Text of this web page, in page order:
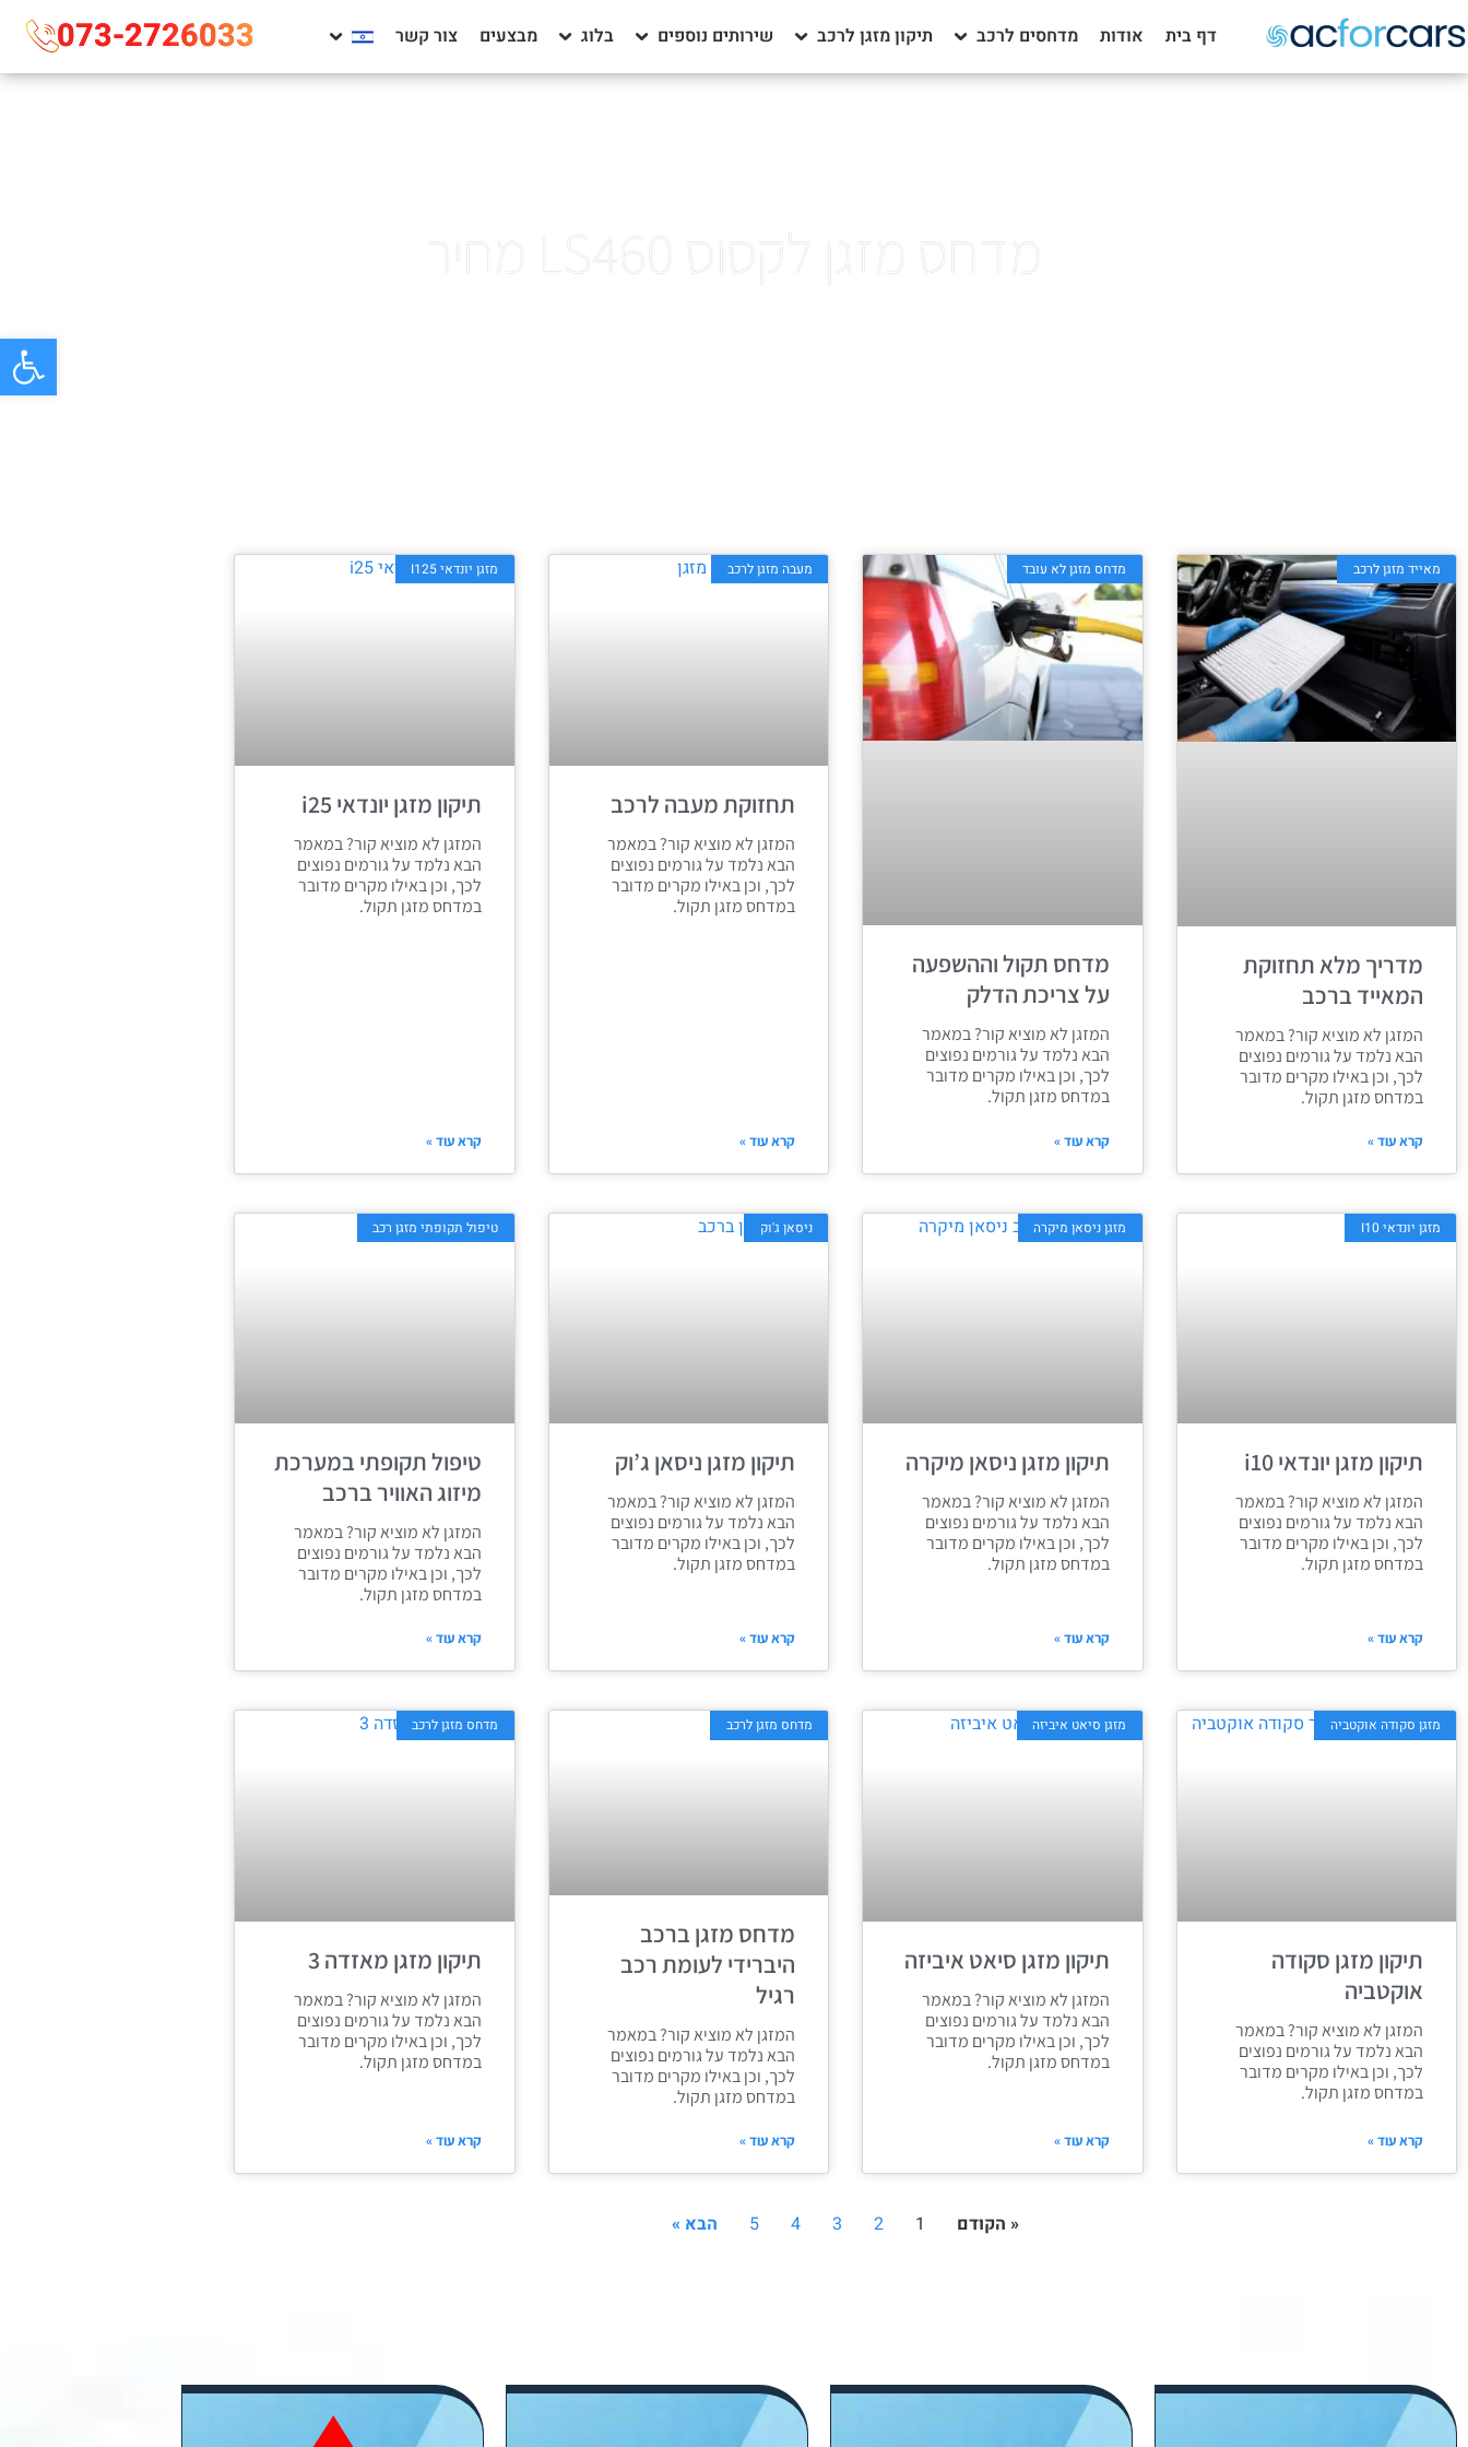
דף בית אודות מדחסים לרכב תיקון מזגן לרכב שירותים נוספים בלוג מבצעים צור קשר 073-2726033
מדחס מזגן לקסוס LS460 מחיר
מאייד מזגן לרכב
מדריך מלא תחזוקת
המאייד ברכב
המזגן לא מוציא קור? במאמר
הבא נלמד על גורמים נפוצים
לכך, וכן באילו מקרים מדובר
במדחס מזגן תקול.
קרא עוד »
מדחס מזגן לא עובד
מדחס תקול וההשפעה
על צריכת הדלק
המזגן לא מוציא קור? במאמר
הבא נלמד על גורמים נפוצים
לכך, וכן באילו מקרים מדובר
במדחס מזגן תקול.
קרא עוד »
מעבה מזגן לרכב
תחזוקת מעבה לרכב
המזגן לא מוציא קור? במאמר
הבא נלמד על גורמים נפוצים
לכך, וכן באילו מקרים מדובר
במדחס מזגן תקול.
קרא עוד »
מזגן יונדאי I125
תיקון מזגן יונדאי i25
המזגן לא מוציא קור? במאמר
הבא נלמד על גורמים נפוצים
לכך, וכן באילו מקרים מדובר
במדחס מזגן תקול.
קרא עוד »
מזגן יונדאי I10
תיקון מזגן יונדאי i10
המזגן לא מוציא קור? במאמר
הבא נלמד על גורמים נפוצים
לכך, וכן באילו מקרים מדובר
במדחס מזגן תקול.
קרא עוד »
מזגן ניסאן מיקרה
תיקון מזגן ניסאן מיקרה
המזגן לא מוציא קור? במאמר
הבא נלמד על גורמים נפוצים
לכך, וכן באילו מקרים מדובר
במדחס מזגן תקול.
קרא עוד »
ניסאן ג'וק
תיקון מזגן ניסאן ג’וק
המזגן לא מוציא קור? במאמר
הבא נלמד על גורמים נפוצים
לכך, וכן באילו מקרים מדובר
במדחס מזגן תקול.
קרא עוד »
טיפול תקופתי מזגן רכב
טיפול תקופתי במערכת
מיזוג האוויר ברכב
המזגן לא מוציא קור? במאמר
הבא נלמד על גורמים נפוצים
לכך, וכן באילו מקרים מדובר
במדחס מזגן תקול.
קרא עוד »
מזגן סקודה אוקטביה
תיקון מזגן סקודה
אוקטביה
המזגן לא מוציא קור? במאמר
הבא נלמד על גורמים נפוצים
לכך, וכן באילו מקרים מדובר
במדחס מזגן תקול.
קרא עוד »
מזגן סיאט איביזה
תיקון מזגן סיאט איביזה
המזגן לא מוציא קור? במאמר
הבא נלמד על גורמים נפוצים
לכך, וכן באילו מקרים מדובר
במדחס מזגן תקול.
קרא עוד »
מדחס מזגן לרכב
מדחס מזגן ברכב
היברידי לעומת רכב
רגיל
המזגן לא מוציא קור? במאמר
הבא נלמד על גורמים נפוצים
לכך, וכן באילו מקרים מדובר
במדחס מזגן תקול.
קרא עוד »
מדחס מזגן לרכב
תיקון מזגן מאזדה 3
המזגן לא מוציא קור? במאמר
הבא נלמד על גורמים נפוצים
לכך, וכן באילו מקרים מדובר
במדחס מזגן תקול.
קרא עוד »
« הקודם 1
2
3
4
5 הבא »